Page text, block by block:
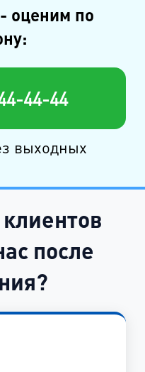
оценим по
44-44
выходных
после